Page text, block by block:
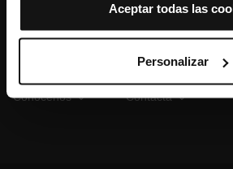
tipología de cookies permite indicar
instalen o no las cookies de esa
Una vez que hayas marcado tus
hacer clic en “Seleccionar y
previamente. Te sugerimos que
de personalización, porque permiten
opciones de navegación (como el
Aceptar todas las
Personalizar
Conócenos Contacta